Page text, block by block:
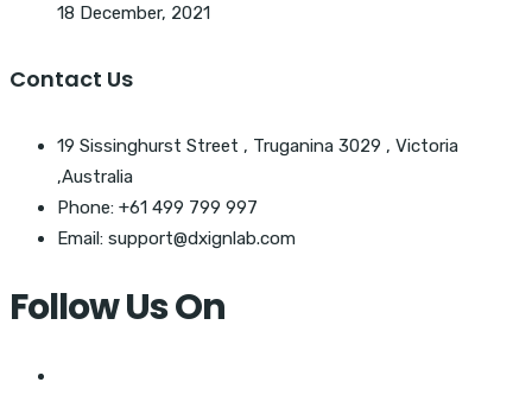
18 December, 2021
Contact Us
19 Sissinghurst Street , Truganina 3029 , Victoria
,Australia
Phone: +61 499 799 997
Email: support@dxignlab.com
Follow Us On